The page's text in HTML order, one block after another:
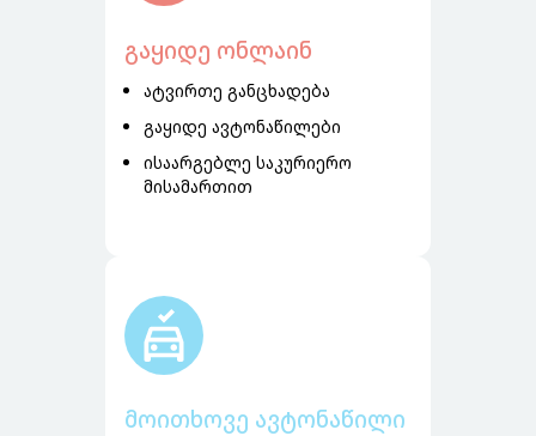
გაყიდე ონლაინ
ატვირთე განცხადება
გაყიდე ავტონაწილები
ისაარგებლე საკურიერო
მისამართით
მოითხოვე ავტონაწილი